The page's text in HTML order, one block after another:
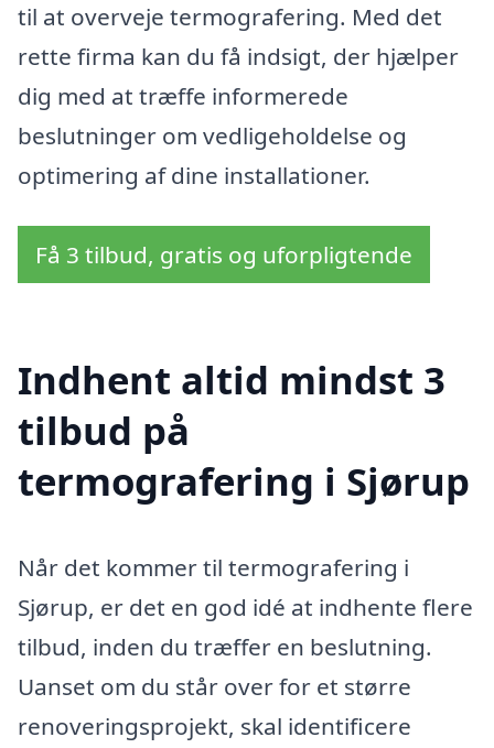
til at overveje termografering. Med det
rette firma kan du få indsigt, der hjælper
dig med at træffe informerede
beslutninger om vedligeholdelse og
optimering af dine installationer.
Få 3 tilbud, gratis og uforpligtende
Indhent altid mindst 3
tilbud på
termografering i Sjørup
Når det kommer til termografering i
Sjørup, er det en god idé at indhente flere
tilbud, inden du træffer en beslutning.
Uanset om du står over for et større
renoveringsprojekt, skal identificere